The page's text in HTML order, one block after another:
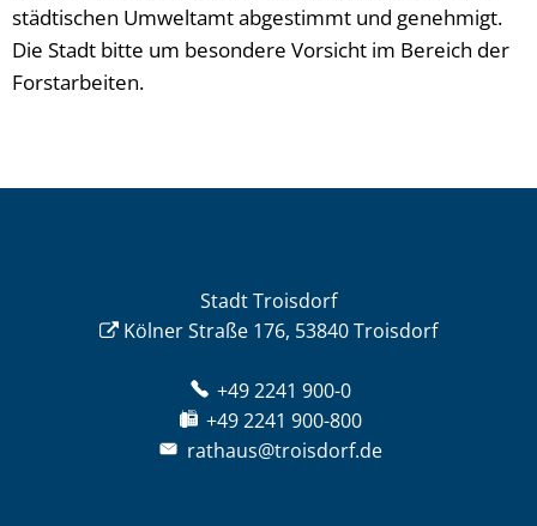
städtischen Umweltamt abgestimmt und genehmigt.
Die Stadt bitte um besondere Vorsicht im Bereich der
Forstarbeiten.
Stadt Troisdorf
Kölner Straße 176, 53840 Troisdorf
+49 2241 900-0
+49 2241 900-800
rathaus@troisdorf.de